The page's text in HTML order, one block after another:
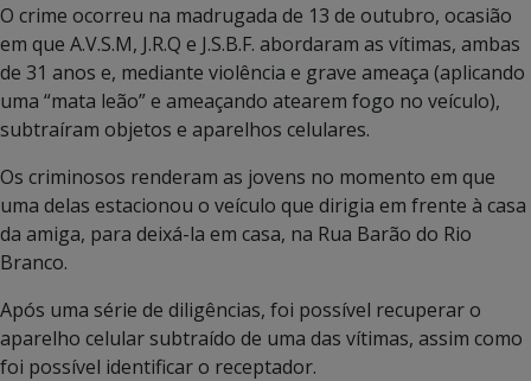
O crime ocorreu na madrugada de 13 de outubro, ocasião
em que A.V.S.M, J.R.Q e J.S.B.F. abordaram as vítimas, ambas
de 31 anos e, mediante violência e grave ameaça (aplicando
uma “mata leão” e ameaçando atearem fogo no veículo),
subtraíram objetos e aparelhos celulares.
Os criminosos renderam as jovens no momento em que
uma delas estacionou o veículo que dirigia em frente à casa
da amiga, para deixá-la em casa, na Rua Barão do Rio
Branco.
Após uma série de diligências, foi possível recuperar o
aparelho celular subtraído de uma das vítimas, assim como
foi possível identificar o receptador.